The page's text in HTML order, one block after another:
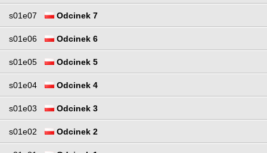
s01e07 Odcinek 7
s01e06 Odcinek 6
s01e05 Odcinek 5
s01e04 Odcinek 4
s01e03 Odcinek 3
s01e02 Odcinek 2